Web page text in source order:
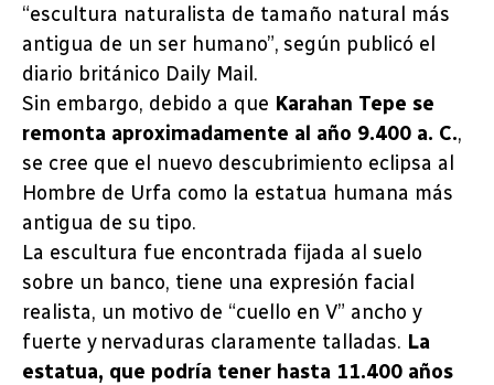
“escultura naturalista de tamaño natural más
antigua de un ser humano”, según publicó el
diario británico Daily Mail.
Sin embargo, debido a que Karahan Tepe se
remonta aproximadamente al año 9.400 a. C.,
se cree que el nuevo descubrimiento eclipsa al
Hombre de Urfa como la estatua humana más
antigua de su tipo.
La escultura fue encontrada fijada al suelo
sobre un banco, tiene una expresión facial
realista, un motivo de “cuello en V” ancho y
fuerte y nervaduras claramente talladas. La
estatua, que podría tener hasta 11.400 años